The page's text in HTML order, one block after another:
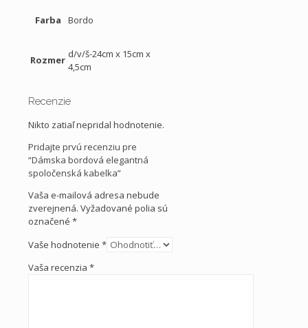
Farba Bordo
Rozmer d/v/š-24cm x 15cm x
4,5cm
Recenzie
Nikto zatiaľ nepridal hodnotenie.
Pridajte prvú recenziu pre
“Dámska bordová elegantná
spoločenská kabelka”
Vaša e-mailová adresa nebude
zverejnená. Vyžadované polia sú
označené *
Vaše hodnotenie *
Vaša recenzia *